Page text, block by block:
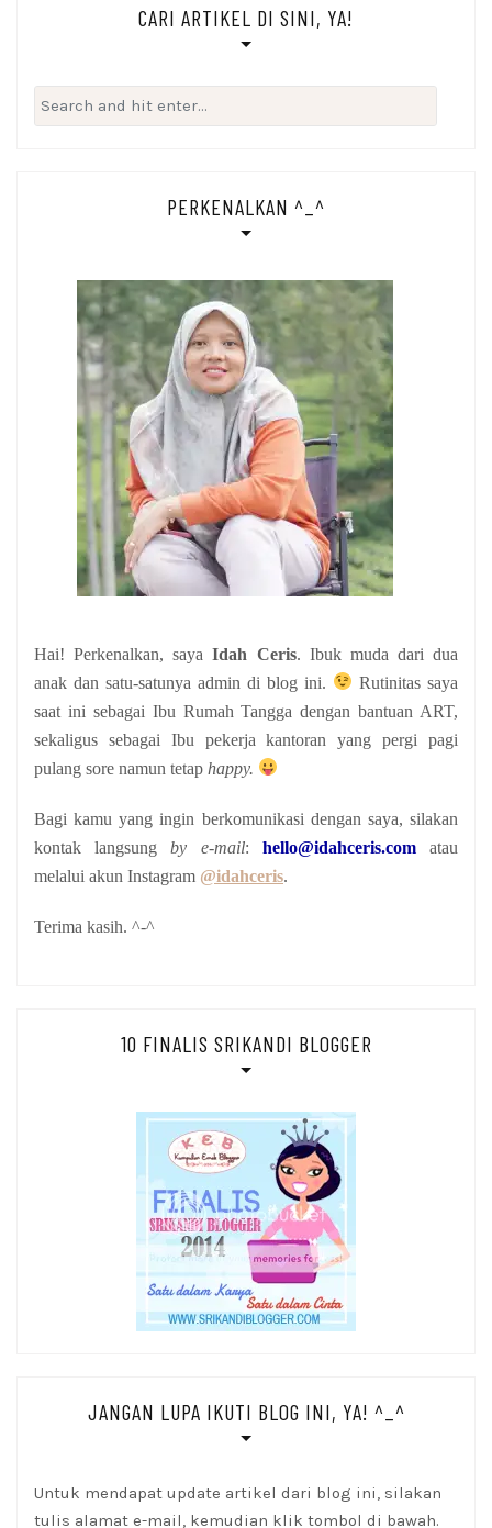
CARI ARTIKEL DI SINI, YA!
Search
for:
PERKENALKAN ^_^
Hai! Perkenalkan, sayaIdah Ceris. Ibuk muda dari dua
anak dan satu-satunya admin di blog ini.
Rutinitas saya
saat ini sebagai Ibu Rumah Tangga dengan bantuan ART,
sekaligus sebagai Ibu pekerja kantoran yang pergi pagi
pulang sore namun tetap happy.
Bagi kamu yang ingin berkomunikasi dengan saya, silakan
kontak langsungby e-mail: hello@idahceris.com
atau
melalui akun Instagram @idahceris.
Terima kasih. ^-^
10 FINALIS SRIKANDI BLOGGER
JANGAN LUPA IKUTI BLOG INI, YA! ^_^
Untuk mendapat update artikel dari blog ini, silakan
tulis alamat e-mail, kemudian klik tombol di bawah.